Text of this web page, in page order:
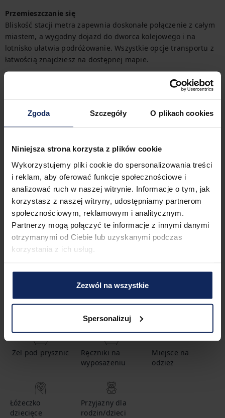
Zgoda Szczegóły O plikach cookies
Niniejsza strona korzysta z plików cookie
Wykorzystujemy pliki cookie do spersonalizowania treści
i reklam, aby oferować funkcje społecznościowe i
analizować ruch w naszej witrynie. Informacje o tym, jak
korzystasz z naszej witryny, udostępniamy partnerom
społecznościowym, reklamowym i analitycznym.
Partnerzy mogą połączyć te informacje z innymi danymi
otrzymanymi od Ciebie lub uzyskanymi podczas
korzystania z ich usług.
Zezwól na wszystkie
Spersonalizuj
Przemieszczanie się
Bliskość stacji metra zapewnia doskonałe połączenie z całym
miastem, a wygodny dojazd do dworca kolejowego i na
lotnisko ułatwia podróżowanie. Wszystkie opcje transportu z
łatwością znajdziesz na dostępnej mapie.
Cechy obiektu
sypialnia 2
1 łazienka
Udogodnienia
Żel pod prysznic
Ręczniki na
wyposażeniu
Miejsce na
odzież
Łóżeczko
dziecięce
Przyjazny dla
rodzin/dzieci